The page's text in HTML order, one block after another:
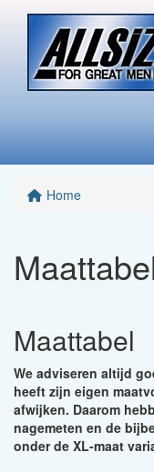
Home
Maattabel
We adviseren altijd
heeft zijn eigen
afwijken. Daarom
nagemeten en de
onder de XL-maat